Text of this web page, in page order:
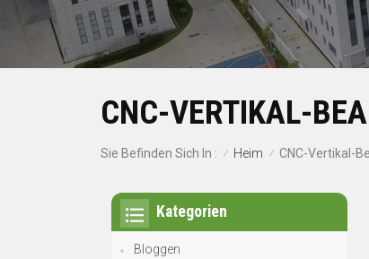
CNC-VERTIKAL-
Sie Befinden Sich In : / Heim / CNC-Vertikal-
Kategorien
Bloggen